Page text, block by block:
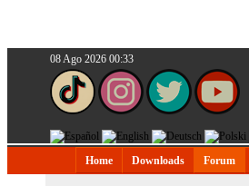
08 Ago 2026 00:33
Home Downloads Forum